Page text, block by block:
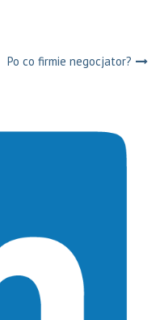
Po co firmie negocjator?